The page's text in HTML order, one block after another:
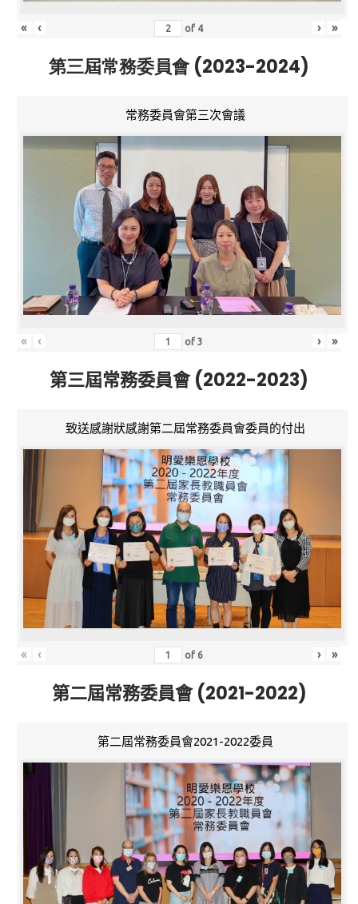
« ‹ of 4 › »
第三屆常務委員會 (2023-2024)
常務委員會第三次會議
« ‹ of3 › »
第三屆常務委員會 (2022-2023)
致送感謝狀感謝第二屆常務委員會委員的付出
« ‹ of 6 › »
第二屆常務委員會 (2021-2022)
第二屆常務委員會2021-2022委員